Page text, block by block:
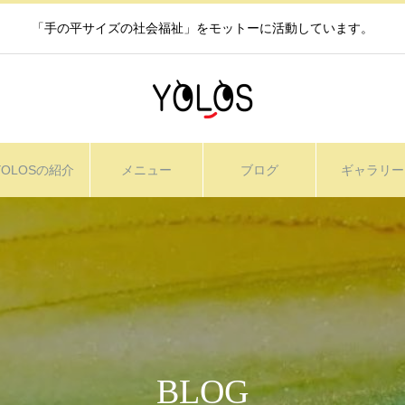
「手の平サイズの社会福祉」をモットーに活動しています。
の紹介 メニュー ブログ ギャラリー
BLOG